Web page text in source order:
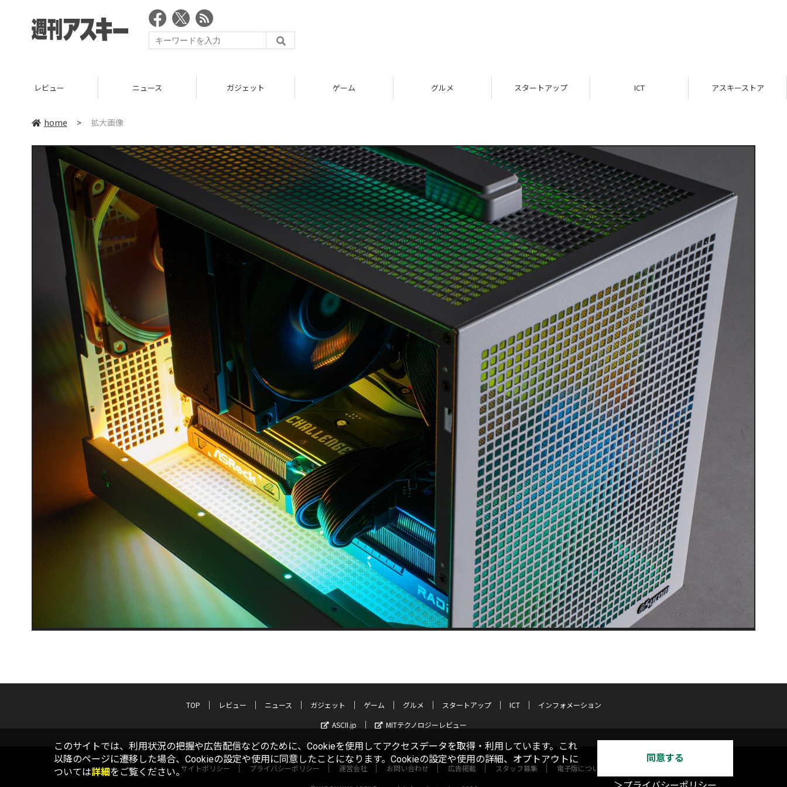
レビュー ニュース ガジェット ゲーム グルメ スタートアップ ICT アスキーストア
home > 拡大画像
TOP レビュー ニュース ガジェット ゲーム グルメ スタートアップ ICT
インフォメーション
ASCII.jp
MITテクノロジーレビュー
サイトポリシー プライバシーポリシー 運営会社 お問い合わせ 広告掲載 スタッフ募集 電子版について
このサイトでは、利用状況の把握や広告配信などのために、Cookieを使用してアクセスデータを取得・利用しています。これ
以降のページに遷移した場合、Cookieの設定や使用に同意したことになります。Cookieの設定や使用の詳細、オプトアウトに
ついては詳細をご覧ください。
同意する